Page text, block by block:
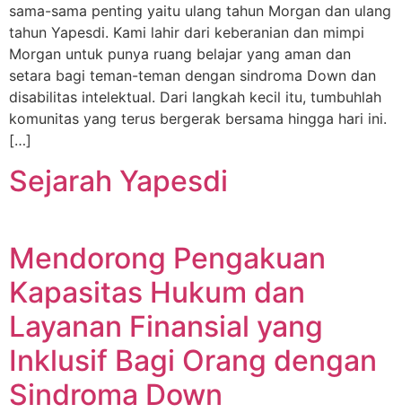
sama-sama penting yaitu ulang tahun Morgan dan ulang
tahun Yapesdi. Kami lahir dari keberanian dan mimpi
Morgan untuk punya ruang belajar yang aman dan
setara bagi teman-teman dengan sindroma Down dan
disabilitas intelektual. Dari langkah kecil itu, tumbuhlah
komunitas yang terus bergerak bersama hingga hari ini.
[…]
Sejarah Yapesdi
Mendorong Pengakuan
Kapasitas Hukum dan
Layanan Finansial yang
Inklusif Bagi Orang dengan
Sindroma Down